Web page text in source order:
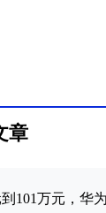
章
到101万元，华